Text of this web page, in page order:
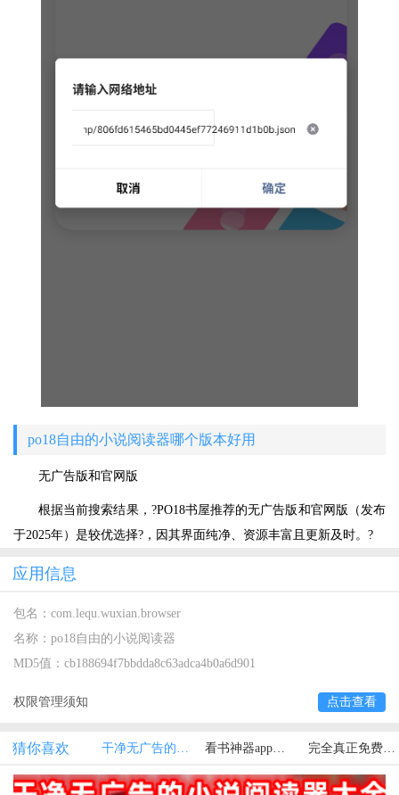
po18自由的小说阅读器哪个版本好用
无广告版和官网版
根据当前搜索结果，?PO18书屋推荐的无广告版和官网版（发布
于2025年）是较优选择?，因其界面纯净、资源丰富且更新及时。?
应用信息
包名： com.lequ.wuxian.browser
名称： po18自由的小说阅读器
MD5值： cb188694f7bbdda8c63adca4b0a6d901
权限管理须知 点击查看
猜你喜欢